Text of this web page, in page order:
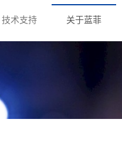
技术支持 关于蓝菲